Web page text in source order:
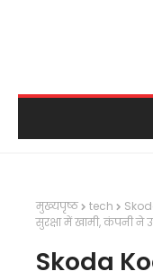
मुख्यपृष्ठ tech
सुरक्षा में खामी, कंपनी ने
Skoda